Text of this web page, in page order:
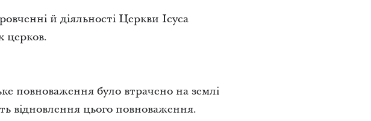
й діяльності Церкви Ісуса
церков.
повноваження було втрачено на землі
відновлення цього повноваження.